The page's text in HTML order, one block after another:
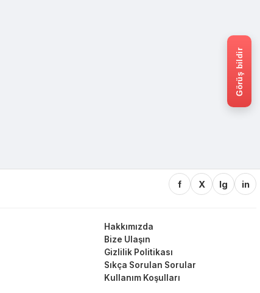
f X Ig in
Hakkımızda
Bize Ulaşın
Gizlilik Politikası
Sıkça Sorulan Sorular
Kullanım Koşulları
Görüş bildir